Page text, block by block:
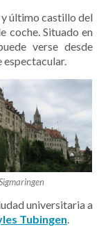
y último castillo del
coche. Situado en
verse desde
espectacular.
universitaria a
Tubingen.